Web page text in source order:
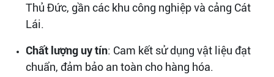
Thủ Đức, gần các khu công nghiệp và cảng Cát
Lái.
Chất lượng uy tín: Cam kết sử dụng vật liệu đạt
chuẩn, đảm bảo an toàn cho hàng hóa.